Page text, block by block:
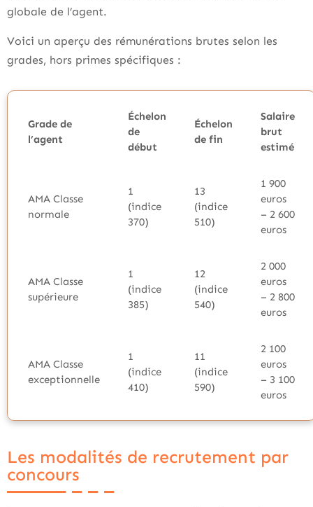
globale de l’agent.
Voici un aperçu des rémunérations brutes selon les
grades, hors primes spécifiques :
Grade de
l’agent
Échelon
de
début
Échelon
de fin
Salaire
brut
estimé
AMA Classe
normale
1
(indice
370)
13
(indice
510)
1 900
euros
– 2 600
euros
AMA Classe
supérieure
1
(indice
385)
12
(indice
540)
2 000
euros
– 2 800
euros
AMA Classe
exceptionnelle
1
(indice
410)
11
(indice
590)
2 100
euros
– 3 100
euros
Les modalités de recrutement par
concours